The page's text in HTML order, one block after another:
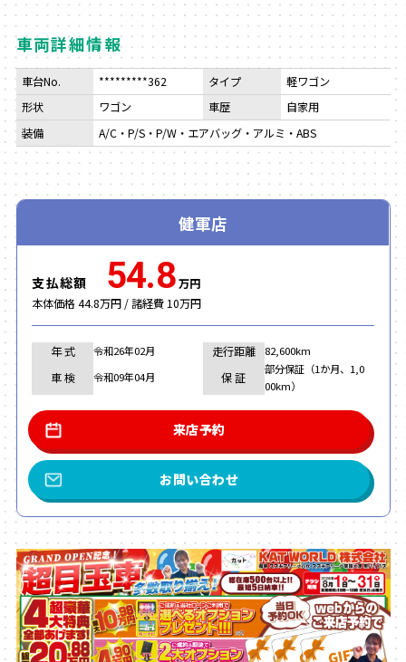
車両詳細情報
車台No. *********362 タイプ
軽ワゴン
形状
ワゴン 車歴
自家用
装備
A/C・P/S・P/W・エアバッグ・アルミ・ABS
健軍店
支払総額 54.8 万円
本体価格 44.8万円 / 諸経費 10万円
年 式 令和26年02月 走行距離 82,600km
車 検 令和09年04月 保 証
部分保証（1か月、1,0
00km）
来店予約
お問い合わせ